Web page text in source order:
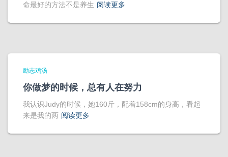
命最好的方法不是养生 阅读更多
励志鸡汤
你做梦的时候，总有人在努力
我认识Judy的时候，她160斤，配着158cm的身高，看起
来是我的两 阅读更多